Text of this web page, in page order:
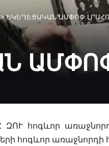
ԵԿԵՂԵՑԱԿԱՆ ԱՄՓՈՓ ԼՐԱՀՈՍ
ԱՄՓՈՓ
ԶՈՒ հոգևոր
հոգևոր առաջնորդի